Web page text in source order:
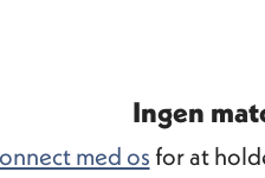
Ingen
med osfor at